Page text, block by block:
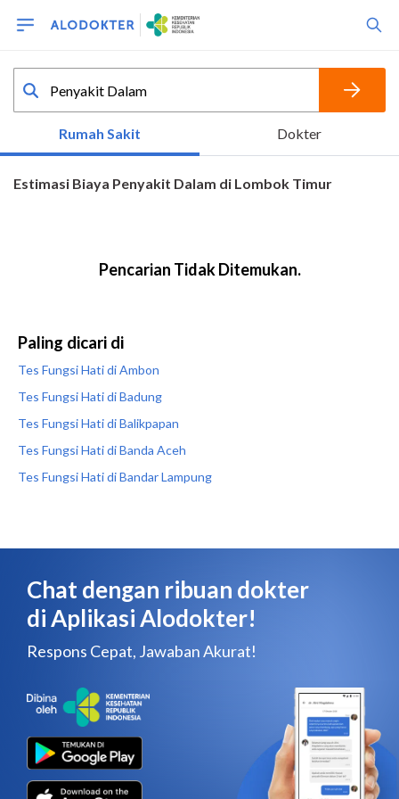
Paling dicari di
Tes Fungsi Hati di Ambon
Tes Fungsi Hati di Badung
Tes Fungsi Hati di Balikpapan
Tes Fungsi Hati di Banda Aceh
Tes Fungsi Hati di Bandar Lampung